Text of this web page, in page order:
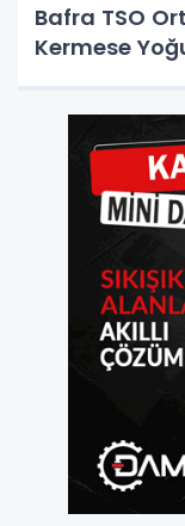
Bafra TSO
Kermese